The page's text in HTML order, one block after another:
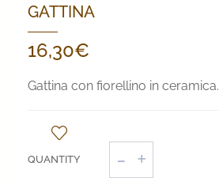
GATTINA
16,30€
Gattina con fiorellino in ceramica.
quantità